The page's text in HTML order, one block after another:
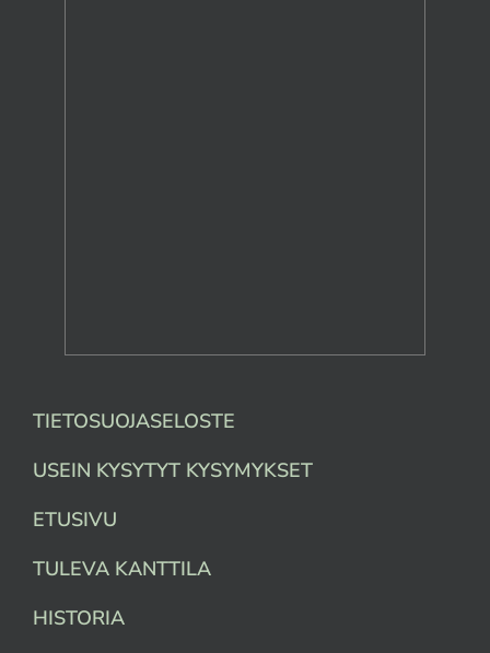
TIETOSUOJASELOSTE
USEIN KYSYTYT KYSYMYKSET
ETUSIVU
TULEVA KANTTILA
HISTORIA